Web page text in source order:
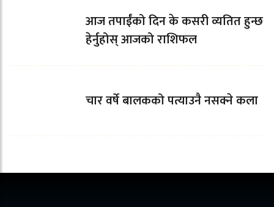
आज तपाईँको दिन के कसरी व्यतित हुन्छ
हेर्नुहोस् आजको राशिफल
चार वर्षे बालकको पत्याउनै नसक्ने कला